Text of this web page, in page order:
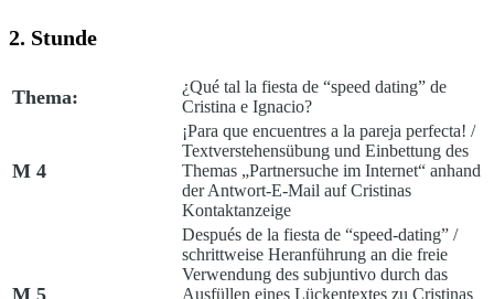
2. Stunde
Thema:
¿Qué tal la fiesta de “speed dating” de
Cristina e Ignacio?
M 4
¡Para que encuentres a la pareja perfecta! /
Textverstehensübung und Einbettung des
Themas „Partnersuche im Internet“ anhand
der Antwort-E-Mail auf Cristinas
Kontaktanzeige
M 5
Después de la fiesta de “speed-dating” /
schrittweise Heranführung an die freie
Verwendung des subjuntivo durch das
Ausfüllen eines Lückentextes zu Cristinas